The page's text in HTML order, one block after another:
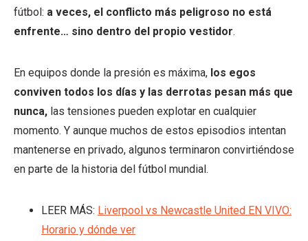
fútbol: a veces, el conflicto más peligroso no está
enfrente… sino dentro del propio vestidor.
En equipos donde la presión es máxima, los egos
conviven todos los días y las derrotas pesan más que
nunca, las tensiones pueden explotar en cualquier
momento. Y aunque muchos de estos episodios intentan
mantenerse en privado, algunos terminaron convirtiéndose
en parte de la historia del fútbol mundial.
LEER MÁS: Liverpool vs Newcastle United EN VIVO:
Horario y dónde ver